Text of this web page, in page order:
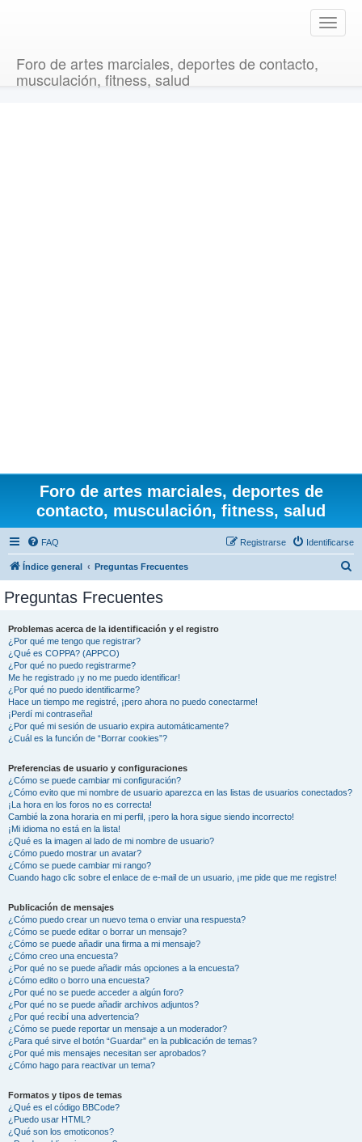
T
o
Foro de artes marciales, deportes de contacto,
musculación, fitness, salud
Foro de artes marciales, deportes de
contacto, musculación, fitness, salud
FAQ Identificarse
Registrarse
Índice general Preguntas Frecuentes
Preguntas Frecuentes
Problemas acerca de la identificación y el registro
¿Por qué me tengo que registrar?
¿Qué es COPPA? (APPCO)
¿Por qué no puedo registrarme?
Me he registrado ¡y no me puedo identificar!
¿Por qué no puedo identificarme?
Hace un tiempo me registré, ¡pero ahora no puedo conectarme!
¡Perdí mi contraseña!
¿Por qué mi sesión de usuario expira automáticamente?
¿Cuál es la función de “Borrar cookies”?
Preferencias de usuario y configuraciones
¿Cómo se puede cambiar mi configuración?
¿Cómo evito que mi nombre de usuario aparezca en las listas de usuarios conectados?
¡La hora en los foros no es correcta!
Cambié la zona horaria en mi perfil, ¡pero la hora sigue siendo incorrecto!
¡Mi idioma no está en la lista!
¿Qué es la imagen al lado de mi nombre de usuario?
¿Cómo puedo mostrar un avatar?
¿Cómo se puede cambiar mi rango?
Cuando hago clic sobre el enlace de e-mail de un usuario, ¡me pide que me registre!
Publicación de mensajes
¿Cómo puedo crear un nuevo tema o enviar una respuesta?
¿Cómo se puede editar o borrar un mensaje?
¿Cómo se puede añadir una firma a mi mensaje?
¿Cómo creo una encuesta?
¿Por qué no se puede añadir más opciones a la encuesta?
¿Cómo edito o borro una encuesta?
¿Por qué no se puede acceder a algún foro?
¿Por qué no se puede añadir archivos adjuntos?
¿Por qué recibí una advertencia?
¿Cómo se puede reportar un mensaje a un moderador?
¿Para qué sirve el botón “Guardar” en la publicación de temas?
¿Por qué mis mensajes necesitan ser aprobados?
¿Cómo hago para reactivar un tema?
Formatos y tipos de temas
¿Qué es el código BBCode?
¿Puedo usar HTML?
¿Qué son los emoticonos?